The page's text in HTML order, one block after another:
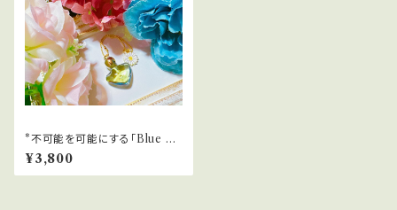
*不可能を可能にする「Blue Bo
ttle」ブレンドメモリーオイル。
¥3,800